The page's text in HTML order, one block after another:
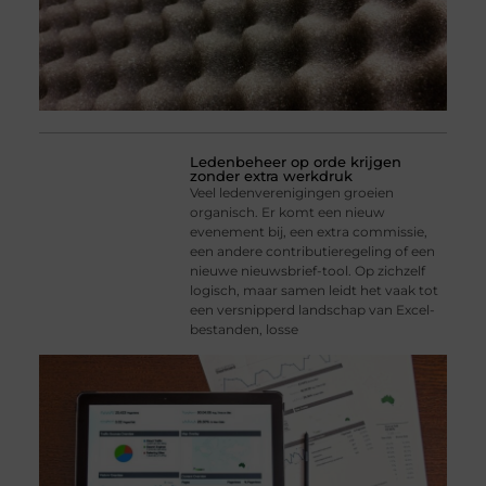
Ledenbeheer op orde krijgen
zonder extra werkdruk
Veel ledenverenigingen groeien
organisch. Er komt een nieuw
evenement bij, een extra commissie,
een andere contributieregeling of een
nieuwe nieuwsbrief-tool. Op zichzelf
logisch, maar samen leidt het vaak tot
een versnipperd landschap van Excel-
bestanden, losse